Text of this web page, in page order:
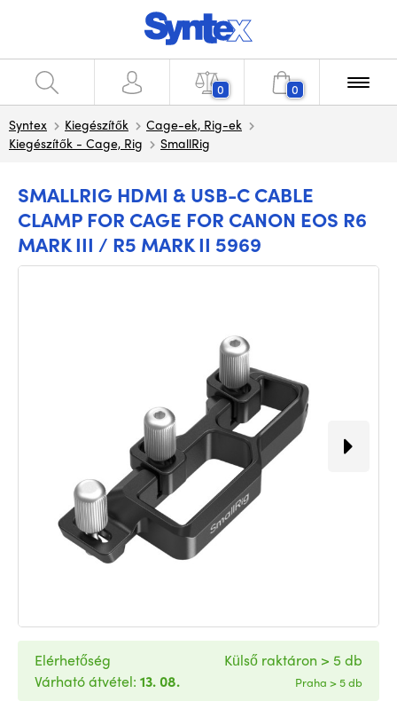
0 0
Syntex Kiegészítők
Cage-ek, Rig-ek
Kiegészítők - Cage, Rig
SmallRig
SMALLRIG HDMI & USB-C CABLE
CLAMP FOR CAGE FOR CANON EOS R6
MARK III / R5 MARK II 5969
Elérhetőség
Várható átvétel: 13. 08.
Külső raktáron > 5 db
Praha > 5 db